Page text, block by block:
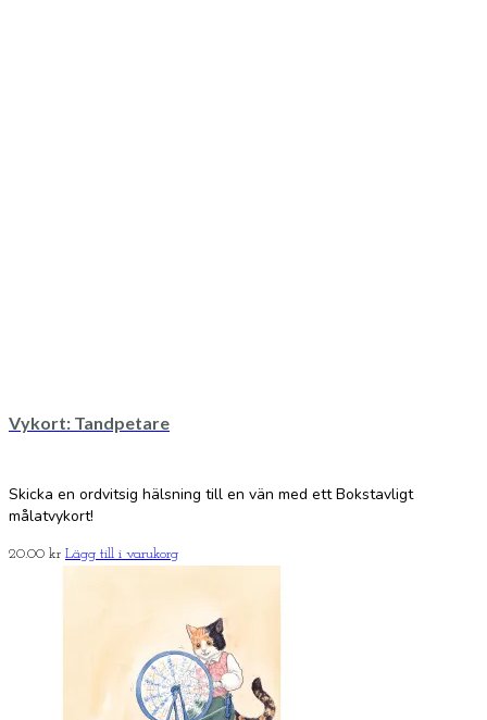
Vykort: Tandpetare
Skicka en ordvitsig hälsning till en vän med ett Bokstavligt
målatvykort!
20.00 kr Lägg till i varukorg